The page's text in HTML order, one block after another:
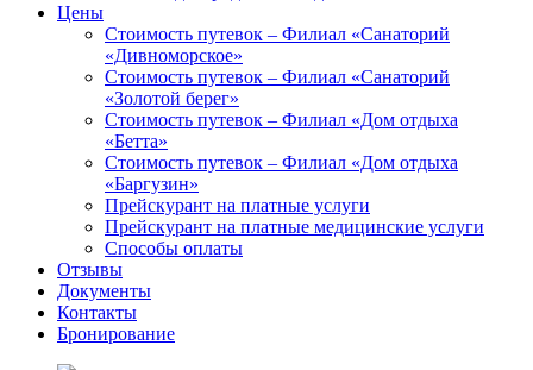
Цены
Стоимость путевок – Филиал «Санаторий
«Дивноморское»
Стоимость путевок – Филиал «Санаторий
«Золотой берег»
Стоимость путевок – Филиал «Дом отдыха
«Бетта»
Стоимость путевок – Филиал «Дом отдыха
«Баргузин»
Прейскурант на платные услуги
Прейскурант на платные медицинские услуги
Способы оплаты
Отзывы
Документы
Контакты
Бронирование